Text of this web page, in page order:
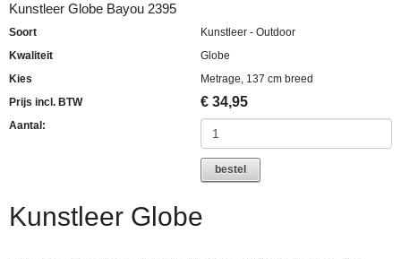
Kunstleer Globe Bayou 2395
Soort
Kunstleer - Outdoor
Kwaliteit
Globe
Kies
Metrage, 137 cm breed
Prijs incl. BTW
€ 34,95
Aantal:
bestel
Kunstleer Globe